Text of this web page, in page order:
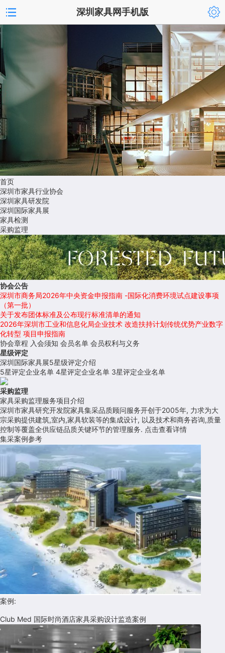
深圳家具网手机版
首页
深圳市家具行业协会
深圳家具研发院
深圳国际家具展
家具检测
采购监理
协会公告
深圳市商务局2026年中央资金申报指南 -国际化消费环境试点建设事项
（第一批）
关于发布团体标准及公布现行标准清单的通知
2026年深圳市工业和信息化局企业技术 改造扶持计划传统优势产业数字
化转型 项目申报指南
协会章程 入会须知 会员名单 会员权利与义务
星级评定
深圳国际家具展5星级评定介绍
5星评定企业名单 4星评定企业名单 3星评定企业名单
采购监理
家具采购监理服务项目介绍
深圳市家具研究开发院家具集采品质顾问服务开创于2005年, 力求为大
宗采购提供建筑,室内,家具软装等的集成设计, 以及技术和商务咨询,质量
控制等覆盖全供应链品质关键环节的管理服务. 点击查看详情
集采案例参考
案例:
Club Med 国际时尚酒店家具采购设计监造案例